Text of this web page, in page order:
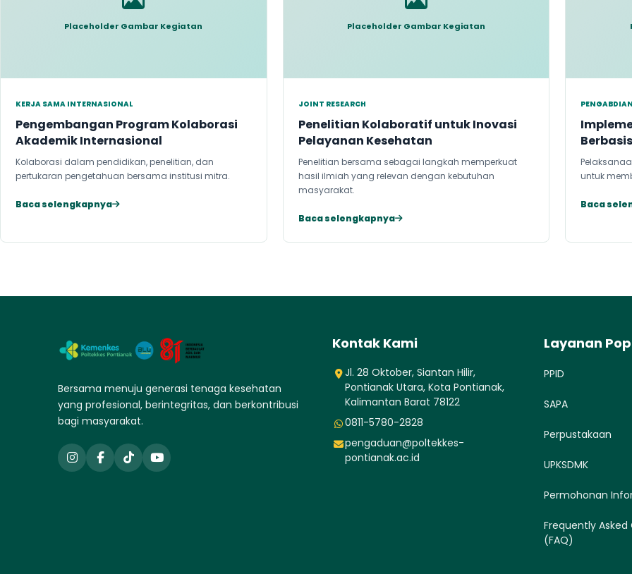
Placeholder Gambar Kegiatan
KERJA SAMA INTERNASIONAL
Pengembangan Program Kolaborasi
Akademik Internasional
Kolaborasi dalam pendidikan, penelitian, dan
pertukaran pengetahuan bersama institusi mitra.
Baca selengkapnya
Placeholder Gambar Kegiatan
JOINT RESEARCH
Penelitian Kolaboratif untuk Inovasi
Pelayanan Kesehatan
Penelitian bersama sebagai langkah memperkuat
hasil ilmiah yang relevan dengan kebutuhan
masyarakat.
Baca selengkapnya
untuk
Baca
Bersama menuju generasi tenaga kesehatan
yang profesional, berintegritas, dan berkontribusi
bagi masyarakat.
Kontak Kami
Jl. 28 Oktober, Siantan Hilir,
Pontianak Utara, Kota Pontianak,
Kalimantan Barat 78122
0811-5780-2828
pengaduan@poltekkes-
pontianak.ac.id
Layanan
PPID
SAPA
Perpustakaan
UPKSDMK
Permohonan
Frequently Asked
(FAQ)